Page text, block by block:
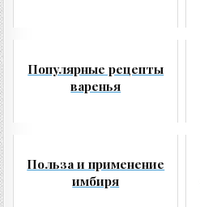
Популярные рецепты
варенья
Польза и применение
имбиря